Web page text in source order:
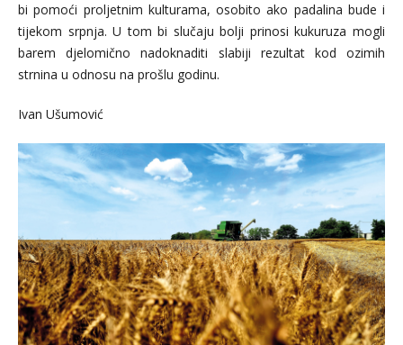
bi pomoći proljetnim kulturama, osobito ako padalina bude i
tijekom srpnja. U tom bi slučaju bolji prinosi kukuruza mogli
barem djelomično nadoknaditi slabiji rezultat kod ozimih
strnina u odnosu na prošlu godinu.
Ivan Ušumović